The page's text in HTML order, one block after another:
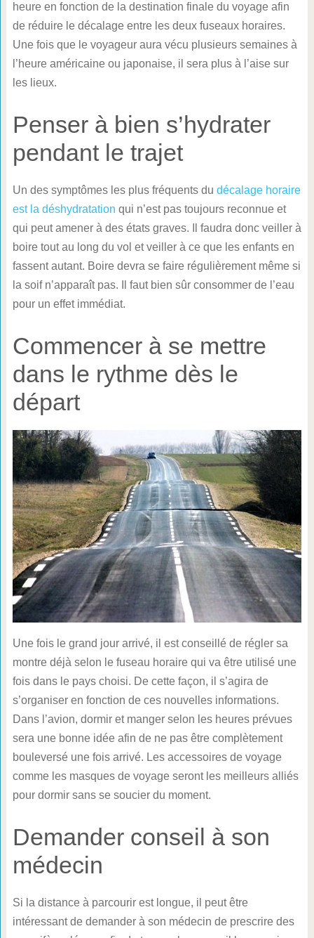
heure en fonction de la destination finale du voyage afin
de réduire le décalage entre les deux fuseaux horaires.
Une fois que le voyageur aura vécu plusieurs semaines à
l’heure américaine ou japonaise, il sera plus à l’aise sur
les lieux.
Penser à bien s’hydrater
pendant le trajet
Un des symptômes les plus fréquents du décalage horaire
est la déshydratation qui n’est pas toujours reconnue et
qui peut amener à des états graves. Il faudra donc veiller à
boire tout au long du vol et veiller à ce que les enfants en
fassent autant. Boire devra se faire régulièrement même si
la soif n’apparaît pas. Il faut bien sûr consommer de l’eau
pour un effet immédiat.
Commencer à se mettre
dans le rythme dès le
départ
Une fois le grand jour arrivé, il est conseillé de régler sa
montre déjà selon le fuseau horaire qui va être utilisé une
fois dans le pays choisi. De cette façon, il s’agira de
s’organiser en fonction de ces nouvelles informations.
Dans l’avion, dormir et manger selon les heures prévues
sera une bonne idée afin de ne pas être complètement
bouleversé une fois arrivé. Les accessoires de voyage
comme les masques de voyage seront les meilleurs alliés
pour dormir sans se soucier du moment.
Demander conseil à son
médecin
Si la distance à parcourir est longue, il peut être
intéressant de demander à son médecin de prescrire des